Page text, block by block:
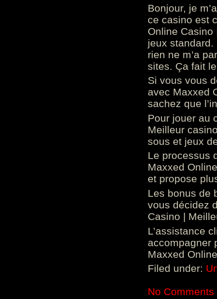
Bonjour, je
ce casino est
Online
jeux standard.
rien ne m’a
sites. Ça fait
Si vous vous
avec Maxxed
sachez que
Pour jouer au
Meilleur
sous et jeux
Le processus
Maxxed
et propose
Les bonus de
vous décidez
Casino |
L’assistance
accompagner
Maxxed
Filed under:
No Comments